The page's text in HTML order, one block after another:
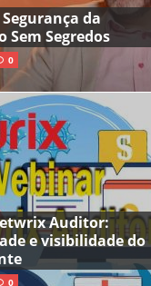
da
Sem Segredos
0
Auditor:
e visibilidade do
0